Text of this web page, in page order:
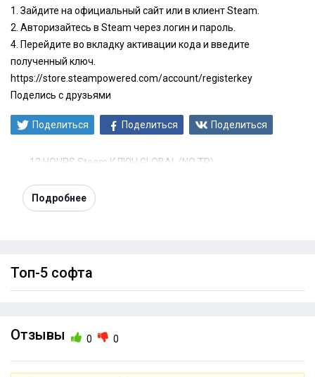
1. Зайдите на официальный сайт или в клиент Steam.
2. Авторизайтесь в Steam через логин и пароль.
4. Перейдите во вкладку активации кода и введите
полученный ключ.
https://store.steampowered.com/account/registerkey
Поделись с друзьями
Поделиться Поделиться Поделиться
12 HOURS Steam КЛЮЧ GLOBAL (NO TR)
Подробнее
Топ-5 софта
Отзывы 0 0